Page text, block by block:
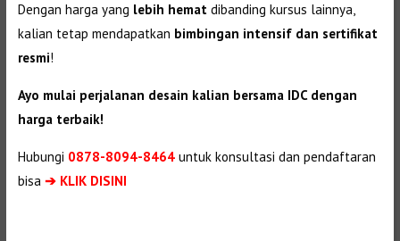
Dengan harga yang lebih hematdibanding kursus lainnya,
kalian tetap mendapatkan bimbingan intensif dan sertifikat
resmi!
Ayo mulai perjalanan desain kalian bersama IDC dengan
harga terbaik!
Hubungi 0878-8094-8464untuk konsultasi dan pendaftaran
bisa ➔ KLIK DISINI